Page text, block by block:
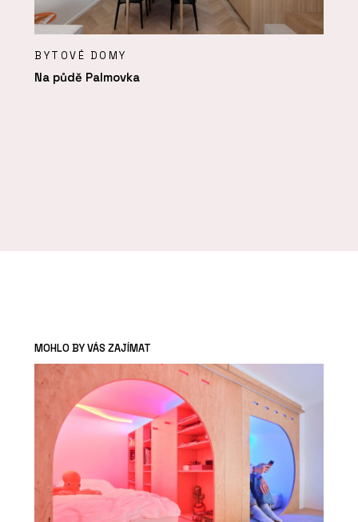
BYTOVÉ DOMY
Na půdě Palmovka
MOHLO BY VÁS ZAJÍMAT